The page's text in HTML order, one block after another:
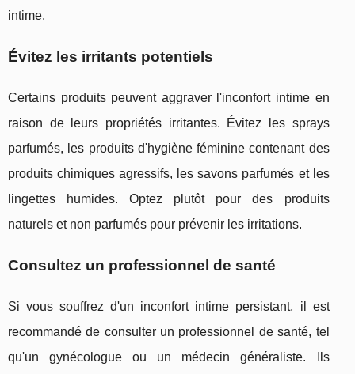
intime.
Évitez les irritants potentiels
Certains produits peuvent aggraver l'inconfort intime en
raison de leurs propriétés irritantes. Évitez les sprays
parfumés, les produits d'hygiène féminine contenant des
produits chimiques agressifs, les savons parfumés et les
lingettes humides. Optez plutôt pour des produits
naturels et non parfumés pour prévenir les irritations.
Consultez un professionnel de santé
Si vous souffrez d'un inconfort intime persistant, il est
recommandé de consulter un professionnel de santé, tel
qu'un gynécologue ou un médecin généraliste. Ils